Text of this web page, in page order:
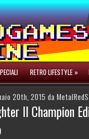
RETRO LIFESTYLE »
20th, 2015 da
II Champion